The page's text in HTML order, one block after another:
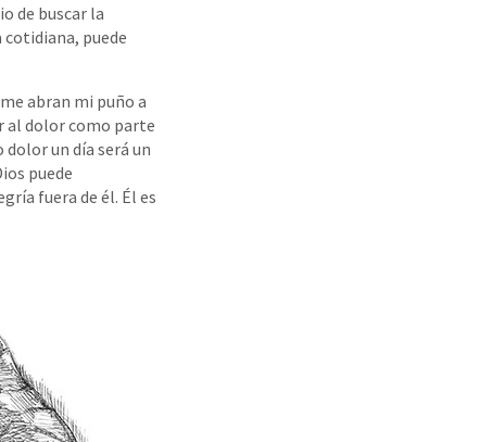
de buscar la
cotidiana, puede
abran mi puño a
al dolor como parte
dolor un día será un
puede
fuera de él. Él es